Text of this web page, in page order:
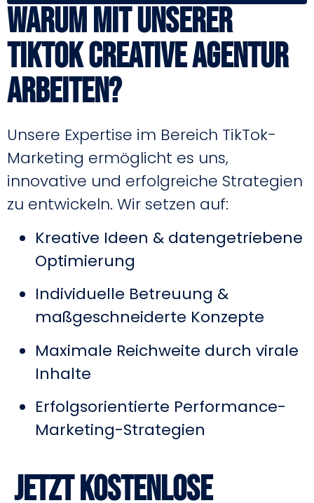
Warum mit unserer
TikTok Creative Agentur
arbeiten?
Unsere Expertise im Bereich TikTok-
Marketing ermöglicht es uns,
innovative und erfolgreiche Strategien
zu entwickeln. Wir setzen auf:
Kreative Ideen & datengetriebene
Optimierung
Individuelle Betreuung &
maßgeschneiderte Konzepte
Maximale Reichweite durch virale
Inhalte
Erfolgsorientierte Performance-
Marketing-Strategien
Jetzt kostenlose